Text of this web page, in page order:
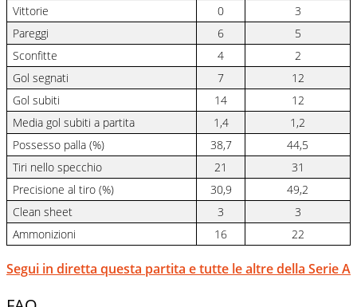
Vittorie
0
3
Pareggi
6
5
Sconfitte
4
2
Gol segnati
7
12
Gol subiti
14
12
Media gol subiti a partita
1,4
1,2
Possesso palla (%)
38,7
44,5
Tiri nello specchio
21
31
Precisione al tiro (%)
30,9
49,2
Clean sheet
3
3
Ammonizioni
16 22
Segui in diretta questa partita e tutte le altre della Serie A